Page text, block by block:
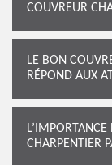
COUVREUR
LE BON
RÉPOND AUX
CHARPENTIER